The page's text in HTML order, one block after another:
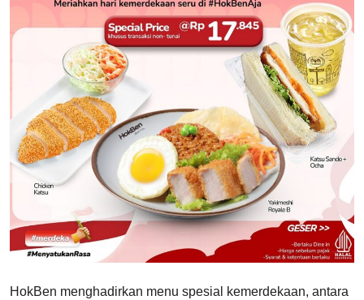
HokBen menghadirkan menu spesial kemerdekaan, antara